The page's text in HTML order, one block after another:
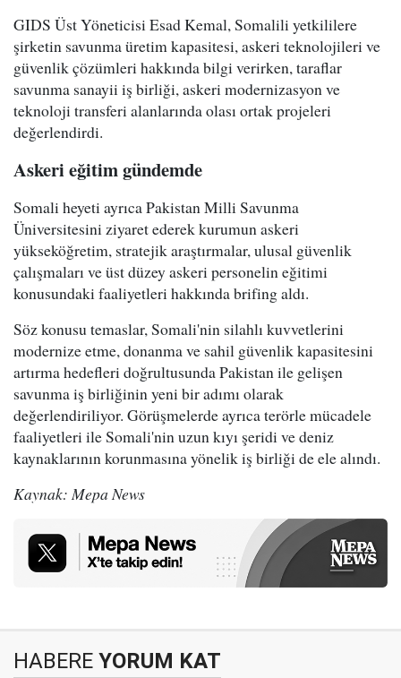
GIDS Üst Yöneticisi Esad Kemal, Somalili yetkililere
şirketin savunma üretim kapasitesi, askeri teknolojileri ve
güvenlik çözümleri hakkında bilgi verirken, taraflar
savunma sanayii iş birliği, askeri modernizasyon ve
teknoloji transferi alanlarında olası ortak projeleri
değerlendirdi.
Askeri eğitim gündemde
Somali heyeti ayrıca Pakistan Milli Savunma
Üniversitesini ziyaret ederek kurumun askeri
yükseköğretim, stratejik araştırmalar, ulusal güvenlik
çalışmaları ve üst düzey askeri personelin eğitimi
konusundaki faaliyetleri hakkında brifing aldı.
Söz konusu temaslar, Somali'nin silahlı kuvvetlerini
modernize etme, donanma ve sahil güvenlik kapasitesini
artırma hedefleri doğrultusunda Pakistan ile gelişen
savunma iş birliğinin yeni bir adımı olarak
değerlendiriliyor. Görüşmelerde ayrıca terörle mücadele
faaliyetleri ile Somali'nin uzun kıyı şeridi ve deniz
kaynaklarının korunmasına yönelik iş birliği de ele alındı.
Kaynak: Mepa News
HABERE YORUM KAT